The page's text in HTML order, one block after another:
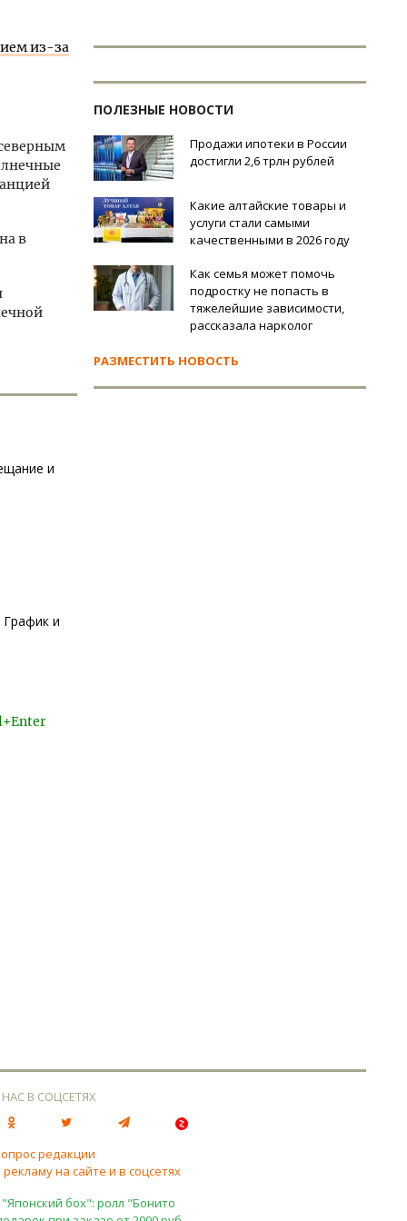
из-за
в
и
График и
ПОЛЕЗНЫЕ НОВОСТИ
Продажи ипотеки в России
достигли 2,6 трлн рублей
Какие алтайские товары и
услуги стали самыми
качественными в 2026 году
Как семья может помочь
подростку не попасть в
тяжелейшие зависимости,
рассказала нарколог
РАЗМЕСТИТЬ НОВОСТЬ
В СОЦСЕТЯХ
редакции
на сайте и в соцсетях
бох": ролл "Бонито